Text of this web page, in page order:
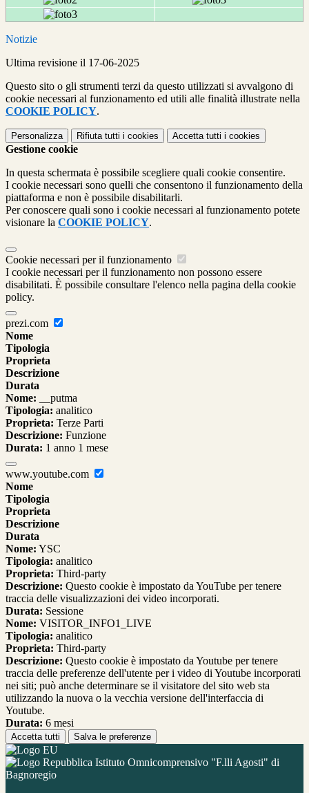
Notizie
Ultima revisione il 17-06-2025
Questo sito o gli strumenti terzi da questo utilizzati si avvalgono di
cookie necessari al funzionamento ed utili alle finalità illustrate nella
COOKIE POLICY.
Personalizza Rifiuta tutti i cookies Accetta tutti i cookies
Gestione cookie
In questa schermata è possibile scegliere quali cookie consentire.
I cookie necessari sono quelli che consentono il funzionamento della
piattaforma e non è possibile disabilitarli.
Per conoscere quali sono i cookie necessari al funzionamento potete
visionare la COOKIE POLICY.
Cookie necessari per il funzionamento
I cookie necessari per il funzionamento non possono essere
disabilitati. È possibile consultare l'elenco nella pagina della cookie
policy.
prezi.com
Nome
Tipologia
Proprieta
Descrizione
Durata
Nome: __putma
Tipologia: analitico
Proprieta: Terze Parti
Descrizione: Funzione
Durata: 1 anno 1 mese
www.youtube.com
Nome
Tipologia
Proprieta
Descrizione
Durata
Nome: YSC
Tipologia: analitico
Proprieta: Third-party
Descrizione: Questo cookie è impostato da YouTube per tenere
traccia delle visualizzazioni dei video incorporati.
Durata: Sessione
Nome: VISITOR_INFO1_LIVE
Tipologia: analitico
Proprieta: Third-party
Descrizione: Questo cookie è impostato da Youtube per tenere
traccia delle preferenze dell'utente per i video di Youtube incorporati
nei siti; può anche determinare se il visitatore del sito web sta
utilizzando la nuova o la vecchia versione dell'interfaccia di
Youtube.
Durata: 6 mesi
Accetta tutti Salva le preferenze
Istituto Omnicomprensivo "F.lli Agosti" di
Bagnoregio